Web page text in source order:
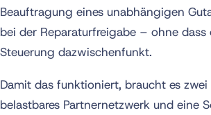
Beauftragung eines unabhängigen
bei der Reparaturfreigabe – ohne dass
Steuerung dazwischenfunkt.
Damit das funktioniert, braucht es zwei
belastbares Partnernetzwerk und eine